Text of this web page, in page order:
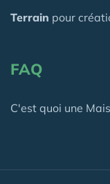
Terrain pour
FAQ
C'est quoi une